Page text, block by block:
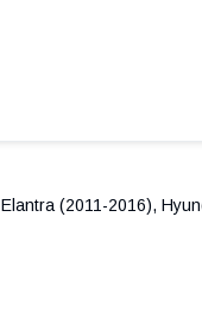
(2011-2016),